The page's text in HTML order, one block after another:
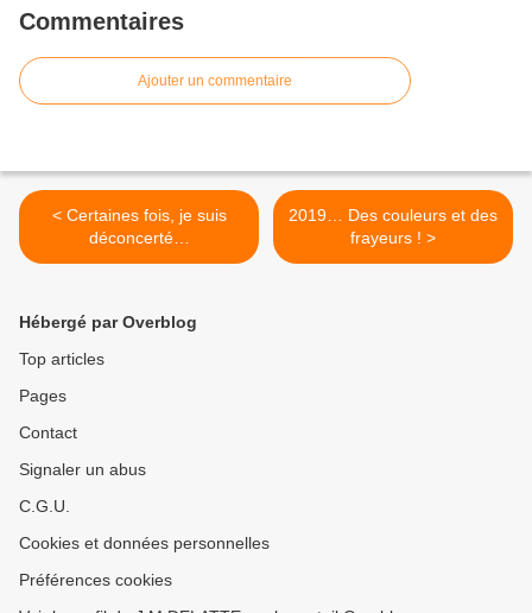
Commentaires
Ajouter un commentaire
< Certaines fois, je suis
déconcerté…
2019… Des couleurs et des
frayeurs ! >
Hébergé par Overblog
Top articles
Pages
Contact
Signaler un abus
C.G.U.
Cookies et données personnelles
Préférences cookies